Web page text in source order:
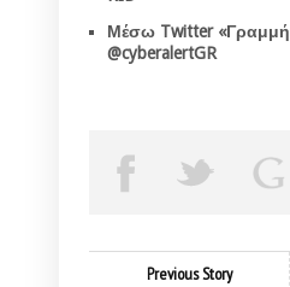
Μέσω Twitter «Γραμμή
@cyberalertGR
Previous Story